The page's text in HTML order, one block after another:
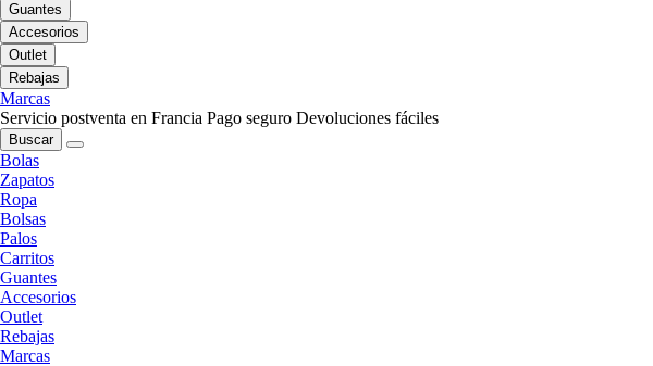
Guantes
Accesorios
Outlet
Rebajas
Marcas
Servicio postventa en Francia Pago seguro Devoluciones fáciles
Buscar
Bolas
Zapatos
Ropa
Bolsas
Palos
Carritos
Guantes
Accesorios
Outlet
Rebajas
Marcas